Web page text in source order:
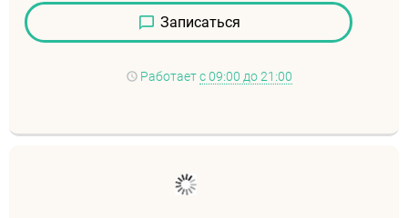
Записаться
Работает с 09:00 до 21:00